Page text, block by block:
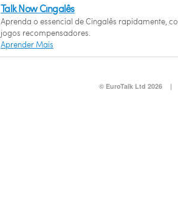
Talk Now Cingalês
Aprenda o essencial de Cingalês rapidamente,
jogos recompensadores.
Aprender Mais
© EuroTalk Ltd 2026 |